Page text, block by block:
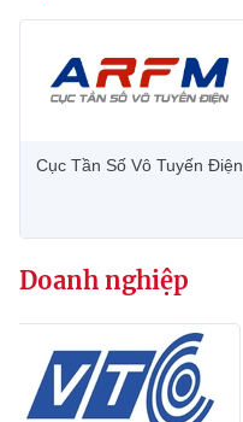
Cục Tần Số Vô Tuyến Điện
Doanh nghiệp